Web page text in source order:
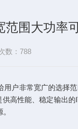
范围大功率
数：788
用户非常宽广的选择
高性能、稳定输出